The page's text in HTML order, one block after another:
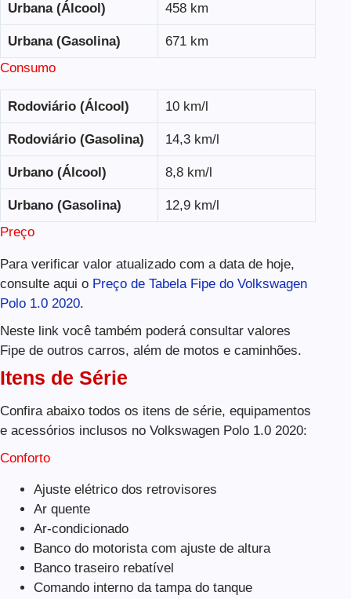
Urbana (Álcool) 458 km
Urbana (Gasolina)
671 km
Consumo
Rodoviário (Álcool) 10 km/l
Rodoviário (Gasolina) 14,3 km/l
Urbano (Álcool) 8,8 km/l
Urbano (Gasolina)
12,9 km/l
Preço
Para verificar valor atualizado com a data de hoje,
consulte aqui o Preço de Tabela Fipe do Volkswagen
Polo 1.0 2020.
Neste link você também poderá consultar valores
Fipe de outros carros, além de motos e caminhões.
Itens de Série
Confira abaixo todos os itens de série, equipamentos
e acessórios inclusos no Volkswagen Polo 1.0 2020:
Conforto
Ajuste elétrico dos retrovisores
Ar quente
Ar-condicionado
Banco do motorista com ajuste de altura
Banco traseiro rebatível
Comando interno da tampa do tanque